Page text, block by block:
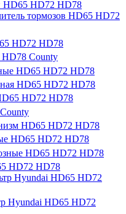
HD65 HD72 HD78
тормозов HD65 HD72
HD72 HD78
County
HD65 HD72 HD78
HD65 HD72 HD78
HD72 HD78
HD65 HD72 HD78
HD65 HD72 HD78
HD65 HD72 HD78
HD72 HD78
Hyundai HD65 HD72
Hyundai HD65 HD72